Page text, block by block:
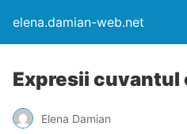
elena.damian-web.net
Expresii cuvantul
Elena Damian